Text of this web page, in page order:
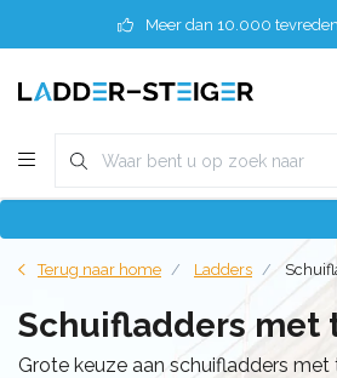
Meer dan 10.000
Terug naar home Ladders
Schuifladders met
Grote keuze aan schuifladders